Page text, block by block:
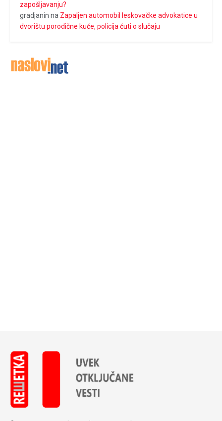
zapošljavanju?
gradjanin na Zapaljen automobil leskovačke advokatice u
dvorištu porodične kuće, policija ćuti o slučaju